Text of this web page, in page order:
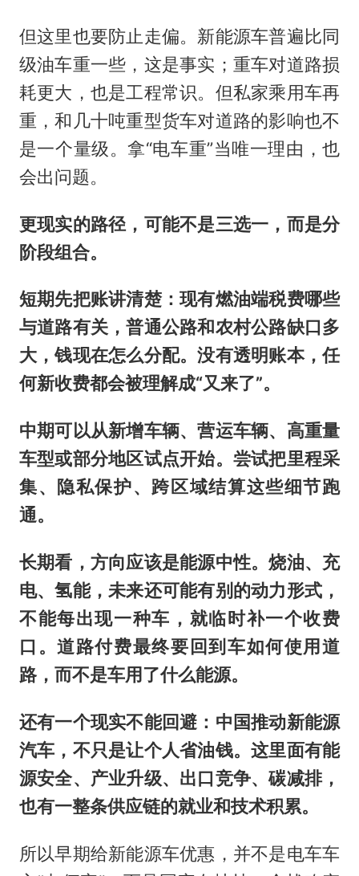
但这里也要防止走偏。新能源车普遍比同
级油车重一些，这是事实；重车对道路损
耗更大，也是工程常识。但私家乘用车再
重，和几十吨重型货车对道路的影响也不
是一个量级。拿“电车重”当唯一理由，也
会出问题。
更现实的路径，可能不是三选一，而是分
阶段组合。
短期先把账讲清楚：现有燃油端税费哪些
与道路有关，普通公路和农村公路缺口多
大，钱现在怎么分配。没有透明账本，任
何新收费都会被理解成“又来了”。
中期可以从新增车辆、营运车辆、高重量
车型或部分地区试点开始。尝试把里程采
集、隐私保护、跨区域结算这些细节跑
通。
长期看，方向应该是能源中性。烧油、充
电、氢能，未来还可能有别的动力形式，
不能每出现一种车，就临时补一个收费
口。道路付费最终要回到车如何使用道
路，而不是车用了什么能源。
还有一个现实不能回避：中国推动新能源
汽车，不只是让个人省油钱。这里面有能
源安全、产业升级、出口竞争、碳减排，
也有一整条供应链的就业和技术积累。
所以早期给新能源车优惠，并不是电车车